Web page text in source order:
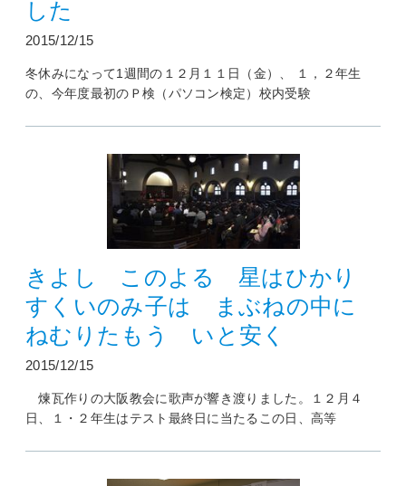
した
2015/12/15
冬休みになって1週間の１２月１１日（金）、 １，２年生
の、今年度最初のＰ検（パソコン検定）校内受験
きよし このよる 星はひかり
すくいのみ子は まぶねの中に
ねむりたもう いと安く
2015/12/15
煉瓦作りの大阪教会に歌声が響き渡りました。１２月４
日、１・２年生はテスト最終日に当たるこの日、高等